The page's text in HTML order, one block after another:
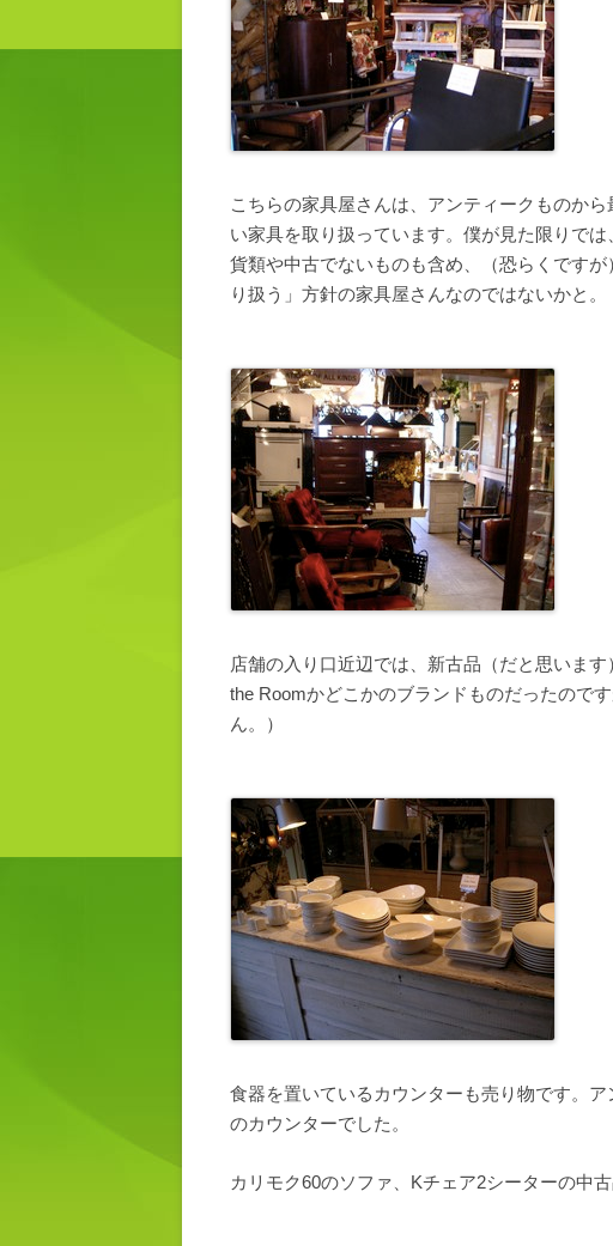
こちらの家具屋さんは、アンティークものか
い家具を取り扱っています。僕が見た限りで
貨類や中古でないものも含め、（恐らくですが
り扱う」方針の家具屋さんなのではないかと。
店舗の入り口近辺では、新古品（だと思いま
the Roomかどこかのブランドものだったので
ん。）
食器を置いているカウンターも売り物です。
のカウンターでした。
カリモク60のソファ、Kチェア2シーターの中